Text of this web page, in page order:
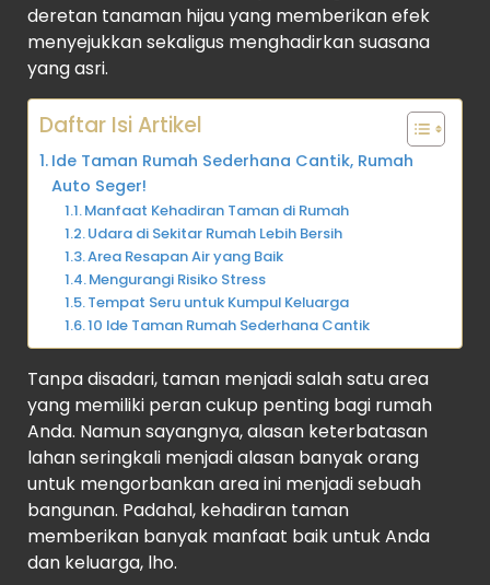
deretan tanaman hijau yang memberikan efek
menyejukkan sekaligus menghadirkan suasana
yang asri.
Daftar Isi Artikel
Ide Taman Rumah Sederhana Cantik, Rumah
Auto Seger!
Manfaat Kehadiran Taman di Rumah
Udara di Sekitar Rumah Lebih Bersih
Area Resapan Air yang Baik
Mengurangi Risiko Stress
Tempat Seru untuk Kumpul Keluarga
10 Ide Taman Rumah Sederhana Cantik
Tanpa disadari, taman menjadi salah satu area
yang memiliki peran cukup penting bagi rumah
Anda. Namun sayangnya, alasan keterbatasan
lahan seringkali menjadi alasan banyak orang
untuk mengorbankan area ini menjadi sebuah
bangunan. Padahal, kehadiran taman
memberikan banyak manfaat baik untuk Anda
dan keluarga, lho.